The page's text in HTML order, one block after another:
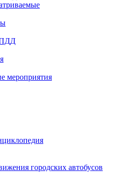
ПДД
мероприятия
городских автобусов